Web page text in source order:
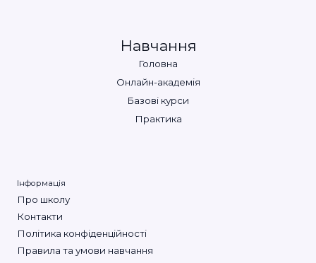
Навчання
Головна
Онлайн-академія
Базові курси
Практика
Інформація
Про школу
Контакти
Політика конфіденційності
Правила та умови навчання